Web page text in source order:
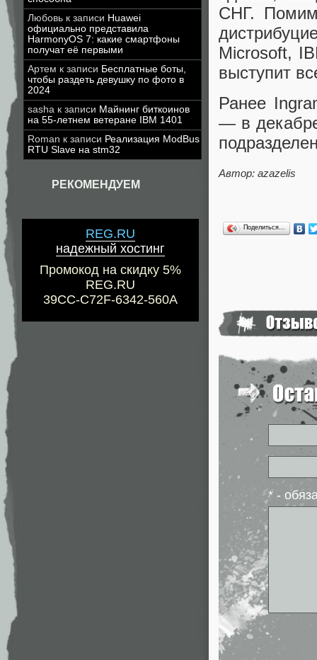
Любовь к записи Huawei
официально представила
HarmonyOS 7: какие смартфоны
получат её первыми
Артем к записи Бесплатные боты,
чтобы раздеть девушку по фото в
2024
sasha к записи Майнинг биткоинов
на 55-летнем ветеране IBM 1401
Roman к записи Реализация ModBus
RTU Slave на stm32
РЕКОМЕНДУЕМ
REG.RU
надежный хостинг
Промокод на скидку 5%
REG.RU
39CC-C72F-6342-560A
СНГ.
Microsoft,
выступит
Ранее
— в
Автор: azazelis
Поделиться…
* -